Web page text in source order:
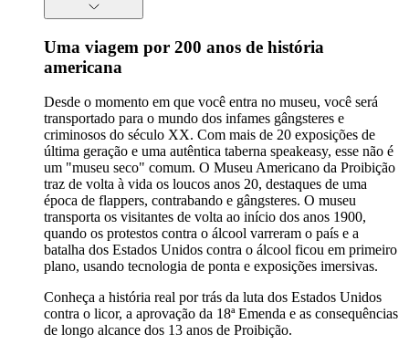
Uma viagem por 200 anos de história
americana
Desde o momento em que você entra no museu, você será
transportado para o mundo dos infames gângsteres e
criminosos do século XX. Com mais de 20 exposições de
última geração e uma autêntica taberna speakeasy, esse não é
um "museu seco" comum. O Museu Americano da Proibição
traz de volta à vida os loucos anos 20, destaques de uma
época de flappers, contrabando e gângsteres. O museu
transporta os visitantes de volta ao início dos anos 1900,
quando os protestos contra o álcool varreram o país e a
batalha dos Estados Unidos contra o álcool ficou em primeiro
plano, usando tecnologia de ponta e exposições imersivas.
Conheça a história real por trás da luta dos Estados Unidos
contra o licor, a aprovação da 18ª Emenda e as consequências
de longo alcance dos 13 anos de Proibição.